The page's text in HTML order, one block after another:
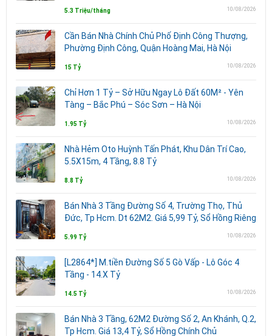
5.3 Triệu/tháng 10/08/2026
Cần Bán Nhà Chính Chủ Phố Định Công Thượng,
Phường Định Công, Quận Hoàng Mai, Hà Nội
15 Tỷ 10/08/2026
Chỉ Hơn 1 Tỷ – Sở Hữu Ngay Lô Đất 60M² - Yên
Tàng – Bắc Phú – Sóc Sơn – Hà Nội
1.95 Tỷ 10/08/2026
Nhà Hẻm Oto Huỳnh Tấn Phát, Khu Dân Trí Cao,
5.5X15m, 4 Tầng, 8.8 Tỷ
8.8 Tỷ 10/08/2026
Bán Nhà 3 Tầng Đường Số 4, Trường Thọ, Thủ
Đức, Tp Hcm. Dt 62M2. Giá 5,99 Tỷ, Sổ Hồng Riêng
5.99 Tỷ 10/08/2026
[L2864*] M.tiền Đường Số 5 Gò Vấp - Lô Góc 4
Tầng - 14.X Tỷ
14.5 Tỷ 10/08/2026
Bán Nhà 3 Tầng, 62M2 Đường Số 2, An Khánh, Q.2,
Tp Hcm. Giá 13,4 Tỷ, Sổ Hồng Chính Chủ